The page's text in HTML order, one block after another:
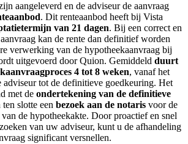
aangeleverd en de adviseur de aanvraag
. Dit renteaanbod heeft bij Vista
van 21 dagen. Bij een correct en
kan de rente dan definitief worden
verwerking van de hypotheekaanvraag bij
uitgevoerd door Quion. Gemiddeld duurt
4 tot 8 weken, vanaf het
adviseur tot de definitieve goedkeuring. Het
met de ondertekening van de definitieve
ten slotte een bezoek aan de notaris voor de
de hypotheekakte. Door proactief en snel
van uw adviseur, kunt u de afhandeling
significant versnellen.